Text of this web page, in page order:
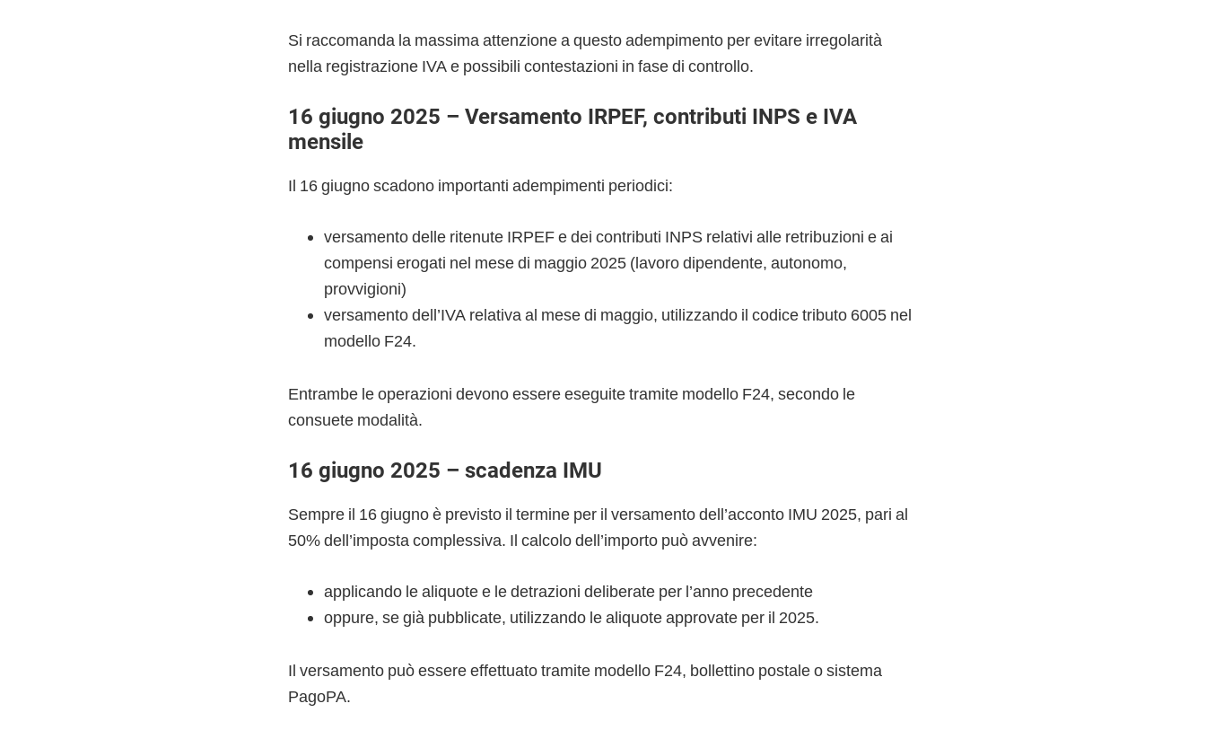
Si raccomanda la massima attenzione a questo adempimento per evitare irregolarità
nella registrazione IVA e possibili contestazioni in fase di controllo.
16 giugno 2025 – Versamento IRPEF, contributi INPS e IVA
mensile
Il 16 giugno scadono importanti adempimenti periodici:
versamento delle ritenute IRPEF e dei contributi INPS relativi alle retribuzioni e ai
compensi erogati nel mese di maggio 2025 (lavoro dipendente, autonomo,
provvigioni)
versamento dell’IVA relativa al mese di maggio, utilizzando il codice tributo 6005 nel
modello F24.
Entrambe le operazioni devono essere eseguite tramite modello F24, secondo le
consuete modalità.
16 giugno 2025 – scadenza IMU
Sempre il 16 giugno è previsto il termine per il versamento dell’acconto IMU 2025, pari al
50% dell’imposta complessiva. Il calcolo dell’importo può avvenire:
applicando le aliquote e le detrazioni deliberate per l’anno precedente
oppure, se già pubblicate, utilizzando le aliquote approvate per il 2025.
Il versamento può essere effettuato tramite modello F24, bollettino postale o sistema
PagoPA.